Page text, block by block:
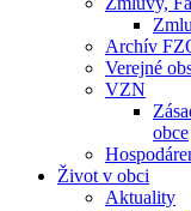
Archív
Verejné
VZN
obce
Život v obci
Aktuality